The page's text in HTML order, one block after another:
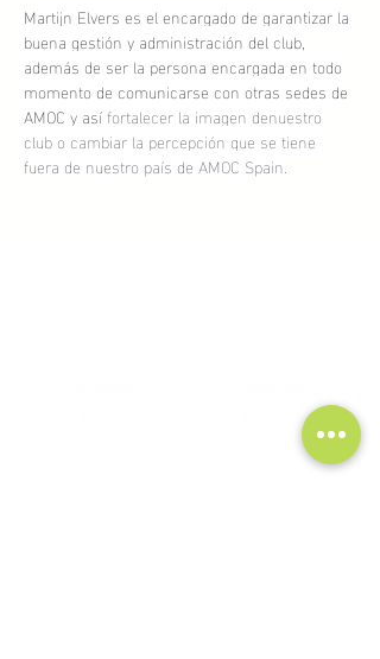
Martijn Elvers es el encargado de garantizar la
buena gestión y administración del club,
además de ser la persona encargada en todo
momento de comunicarse con otras sedes de
AMOC y así fortalecer la imagen denuestro
club o cambiar la percepción que se tiene
fuera de nuestro país de AMOC Spain.